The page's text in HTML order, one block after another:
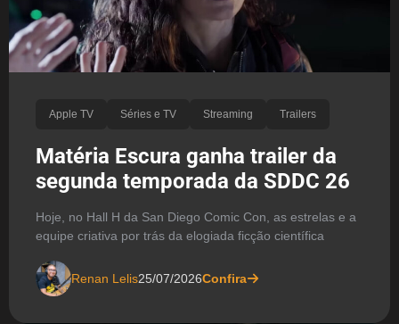
Apple TV Séries e TV Streaming Trailers
Matéria Escura ganha trailer da
segunda temporada da SDDC 26
Hoje, no Hall H da San Diego Comic Con, as estrelas e a
equipe criativa por trás da elogiada ficção científica
Renan Lelis25/07/2026Confira